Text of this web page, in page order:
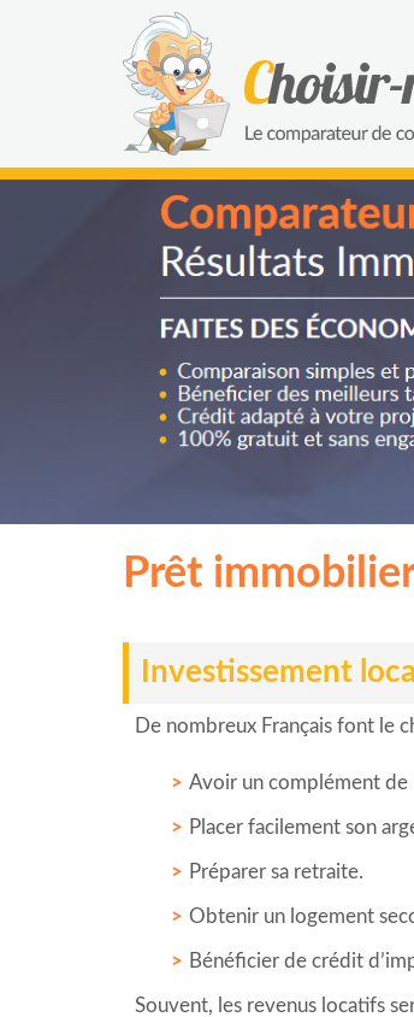
Prêt
Investissement
De nombreux Français font le
Avoir un complément de
Placer facilement son
Préparer sa retraite.
Obtenir un logement
Bénéficier de crédit
Souvent, les revenus locatifs